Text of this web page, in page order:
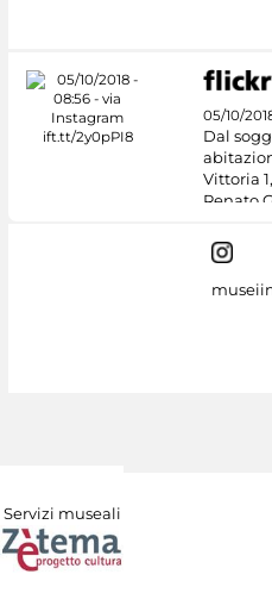
05/10/
Dal
Vittoria
Renato
Servizi museali